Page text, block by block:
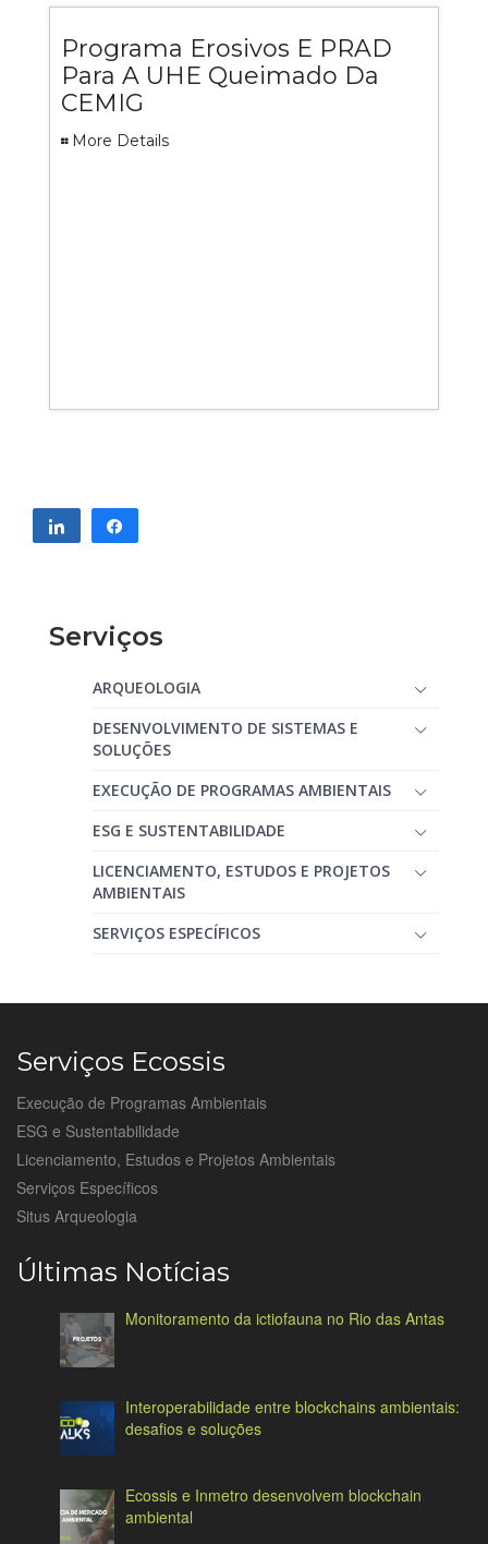
Programa Erosivos E PRAD
Para A UHE Queimado Da
CEMIG
More Details
Compartilhar
Serviços
ARQUEOLOGIA
DESENVOLVIMENTO DE SISTEMAS E
SOLUÇÕES
EXECUÇÃO DE PROGRAMAS AMBIENTAIS
ESG E SUSTENTABILIDADE
LICENCIAMENTO, ESTUDOS E PROJETOS
AMBIENTAIS
SERVIÇOS ESPECÍFICOS
Serviços Ecossis
Execução de Programas Ambientais
ESG e Sustentabilidade
Licenciamento, Estudos e Projetos Ambientais
Serviços Específicos
Situs Arqueologia
Últimas Notícias
Monitoramento da ictiofauna no Rio das Antas
Interoperabilidade entre blockchains ambientais:
desafios e soluções
Ecossis e Inmetro desenvolvem blockchain
ambiental